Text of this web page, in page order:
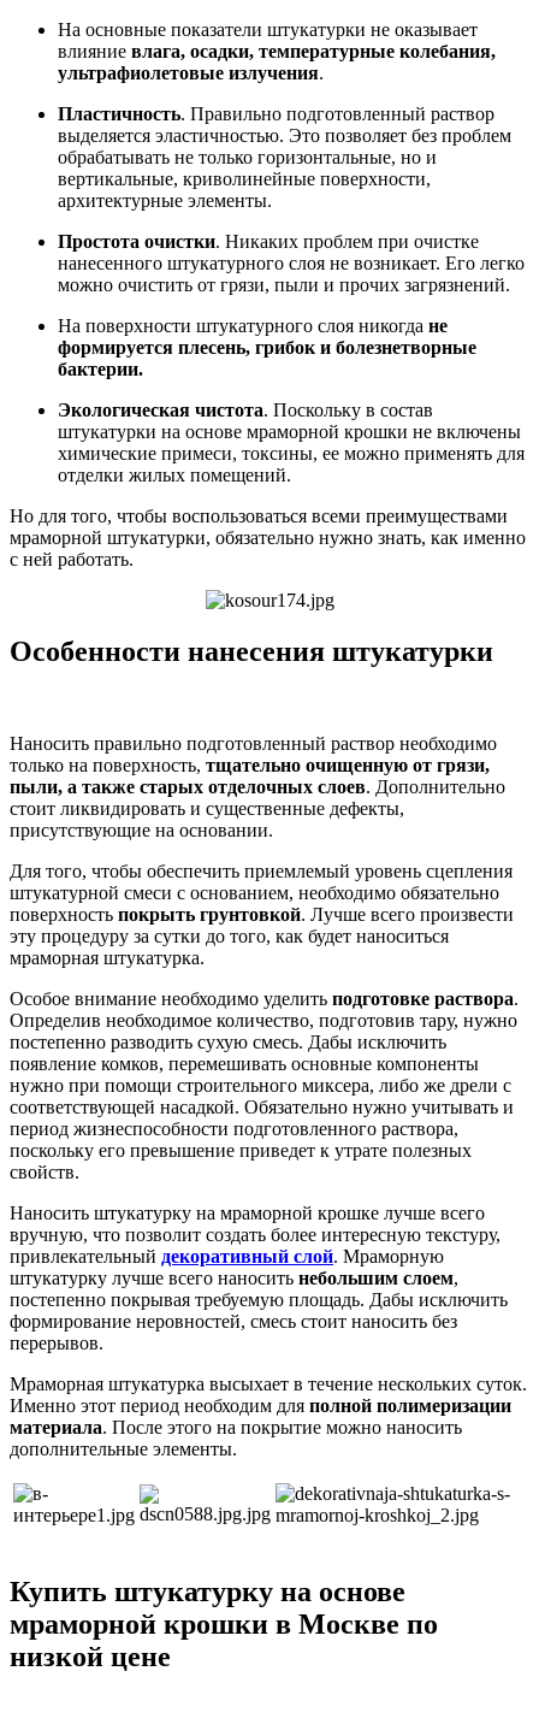
На основные показатели штукатурки не оказывает
влияние влага, осадки, температурные колебания,
ультрафиолетовые излучения.
Пластичность. Правильно подготовленный раствор
выделяется эластичностью. Это позволяет без проблем
обрабатывать не только горизонтальные, но и
вертикальные, криволинейные поверхности,
архитектурные элементы.
Простота очистки. Никаких проблем при очистке
нанесенного штукатурного слоя не возникает. Его легко
можно очистить от грязи, пыли и прочих загрязнений.
На поверхности штукатурного слоя никогда не
формируется плесень, грибок и болезнетворные
бактерии.
Экологическая чистота. Поскольку в состав
штукатурки на основе мраморной крошки не включены
химические примеси, токсины, ее можно применять для
отделки жилых помещений.
Но для того, чтобы воспользоваться всеми преимуществами
мраморной штукатурки, обязательно нужно знать, как именно
с ней работать.
Особенности нанесения штукатурки
Наносить правильно подготовленный раствор необходимо
только на поверхность, тщательно очищенную от грязи,
пыли, а также старых отделочных слоев. Дополнительно
стоит ликвидировать и существенные дефекты,
присутствующие на основании.
Для того, чтобы обеспечить приемлемый уровень сцепления
штукатурной смеси с основанием, необходимо обязательно
поверхность покрыть грунтовкой. Лучше всего произвести
эту процедуру за сутки до того, как будет наноситься
мраморная штукатурка.
Особое внимание необходимо уделить подготовке раствора.
Определив необходимое количество, подготовив тару, нужно
постепенно разводить сухую смесь. Дабы исключить
появление комков, перемешивать основные компоненты
нужно при помощи строительного миксера, либо же дрели с
соответствующей насадкой. Обязательно нужно учитывать и
период жизнеспособности подготовленного раствора,
поскольку его превышение приведет к утрате полезных
свойств.
Наносить штукатурку на мраморной крошке лучше всего
вручную, что позволит создать более интересную текстуру,
привлекательный декоративный слой. Мраморную
штукатурку лучше всего наносить небольшим слоем,
постепенно покрывая требуемую площадь. Дабы исключить
формирование неровностей, смесь стоит наносить без
перерывов.
Мраморная штукатурка высыхает в течение нескольких суток.
Именно этот период необходим для полной полимеризации
материала. После этого на покрытие можно наносить
дополнительные элементы.
Купить штукатурку на основе
мраморной крошки в Москве по
низкой цене